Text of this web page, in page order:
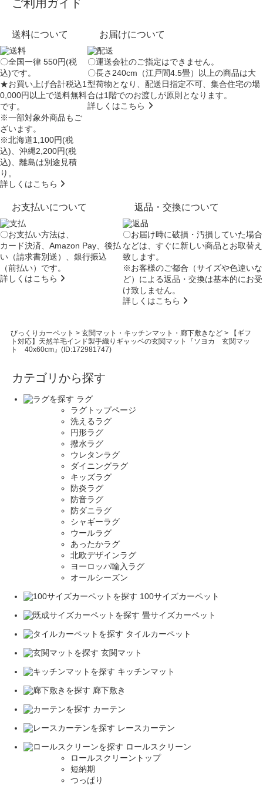
ご利用ガイド
送料について
〇全国一律 550円(税
込)です。
★お買い上げ合計税込1
0,000円以上で送料無料
です。
※一部対象外商品もご
ざいます。
※北海道1,100円(税
込)、沖縄2,200円(税
込)、離島は別途見積
り。
詳しくはこちら
お届けについて
〇運送会社のご指定はできません。
〇長さ240cm（江戸間4.5畳）以上の商品は大
型荷物となり、配送日指定不可、集合住宅の場
合は1階でのお渡しが原則となります。
詳しくはこちら
お支払いについて
〇お支払い方法は、
カード決済、Amazon Pay、後払
い（請求書別送）、銀行振込
（前払い）です。
詳しくはこちら
返品・交換について
〇お届け時に破損・汚損していた場合
などは、すぐに新しい商品とお取替え
致します。
※お客様のご都合（サイズや色違いな
ど）による返品・交換は基本的にお受
け致しません。
詳しくはこちら
びっくりカーペット > 玄関マット・キッチンマット・廊下敷きなど>
【ギフ
ト対応】天然羊毛インド製手織りギャッベの玄関マット『ソヨカ 玄関マッ
ト 40x60cm』(ID:172981747)
カテゴリから探す
ラグ
ラグトップページ
洗えるラグ
円形ラグ
撥水ラグ
ウレタンラグ
ダイニングラグ
キッズラグ
防炎ラグ
防音ラグ
防ダニラグ
シャギーラグ
ウールラグ
あったかラグ
北欧デザインラグ
ヨーロッパ輸入ラグ
オールシーズン
100サイズカーペット
畳サイズカーペット
タイルカーペット
玄関マット
キッチンマット
廊下敷き
カーテン
レースカーテン
ロールスクリーン
ロールスクリーントップ
短納期
つっぱり